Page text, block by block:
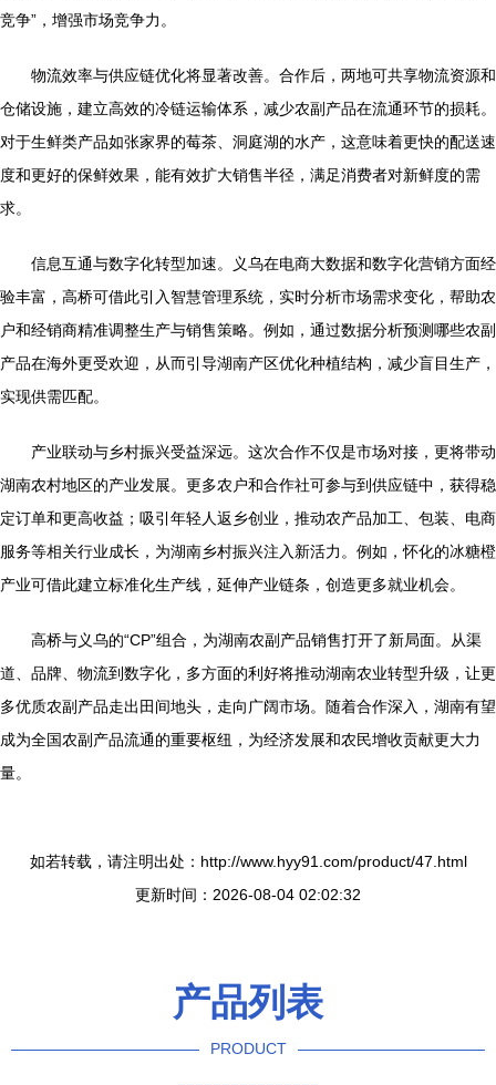
竞争”，增强市场竞争力。
物流效率与供应链优化将显著改善。合作后，两地可共享物流资源和
仓储设施，建立高效的冷链运输体系，减少农副产品在流通环节的损耗。
对于生鲜类产品如张家界的莓茶、洞庭湖的水产，这意味着更快的配送速
度和更好的保鲜效果，能有效扩大销售半径，满足消费者对新鲜度的需
求。
信息互通与数字化转型加速。义乌在电商大数据和数字化营销方面经
验丰富，高桥可借此引入智慧管理系统，实时分析市场需求变化，帮助农
户和经销商精准调整生产与销售策略。例如，通过数据分析预测哪些农副
产品在海外更受欢迎，从而引导湖南产区优化种植结构，减少盲目生产，
实现供需匹配。
产业联动与乡村振兴受益深远。这次合作不仅是市场对接，更将带动
湖南农村地区的产业发展。更多农户和合作社可参与到供应链中，获得稳
定订单和更高收益；吸引年轻人返乡创业，推动农产品加工、包装、电商
服务等相关行业成长，为湖南乡村振兴注入新活力。例如，怀化的冰糖橙
产业可借此建立标准化生产线，延伸产业链条，创造更多就业机会。
高桥与义乌的“CP”组合，为湖南农副产品销售打开了新局面。从渠
道、品牌、物流到数字化，多方面的利好将推动湖南农业转型升级，让更
多优质农副产品走出田间地头，走向广阔市场。随着合作深入，湖南有望
成为全国农副产品流通的重要枢纽，为经济发展和农民增收贡献更大力
量。
如若转载，请注明出处：http://www.hyy91.com/product/47.html
更新时间：2026-08-04 02:02:32
产品列表
PRODUCT